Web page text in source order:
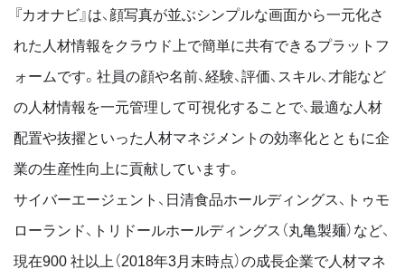
『カオナビ』は、顔写真が並ぶシンプルな画⾯から⼀元化さ
れた⼈材情報をクラウド上で簡単に共有できるプラットフ
ォームです。社員の顔や名前、経験、評価、スキル、才能など
の⼈材情報を⼀元管理して可視化することで、最適な⼈材
配置や抜擢といった⼈材マネジメントの効率化とともに企
業の⽣産性向上に貢献しています。
サイバーエージェント、⽇清⾷品ホールディングス、トゥモ
ローランド、トリドールホールディングス（丸⻲製麺）など、
現在900 社以上（2018年3月末時点）の成⻑企業で⼈材マネ